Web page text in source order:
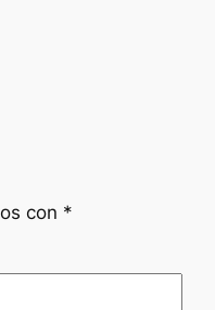
con *